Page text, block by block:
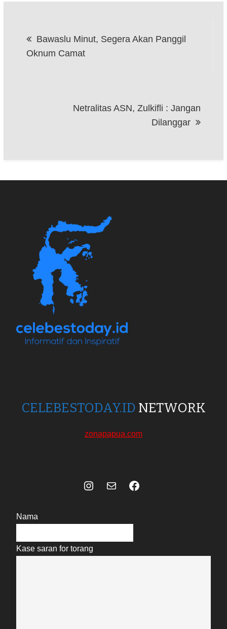
pos
Bawaslu Minut, Segera Akan Panggil
Oknum Camat
Netralitas ASN, Zulkifli : Jangan
Dilanggar
CELEBESTODAY.ID NETWORK
zonapapua.com
Instagram
Mail Celebes Today Social Media
Nama
Kase saran for torang